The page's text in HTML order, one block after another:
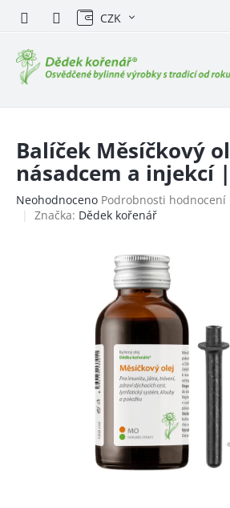
obsah
CZK
Balíček Měsíčkový
násadcem a injekcí
Průměrné
hodnocení
Neohodnoceno Podrobnosti hodnocení
Značka: Dědek kořenář